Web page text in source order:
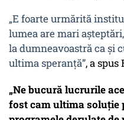
„E foarte urmărită
lumea are mari
la dumneavoastră ca și
ultima speranță”, a spus
„Ne bucură lucrurile
fost cam ultima soluție